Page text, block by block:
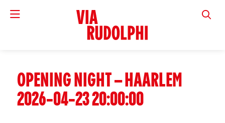
VIA
OPENING NIGHT – HAARLEM
2026-04-23 20:00:00